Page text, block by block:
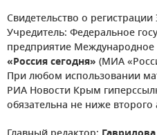
Свидетельство о
Учредитель: Федеральное
предприятие
«Россия сегодня» (МИА
При любом использовании
РИА Новости Крым
обязательна не ниже второго